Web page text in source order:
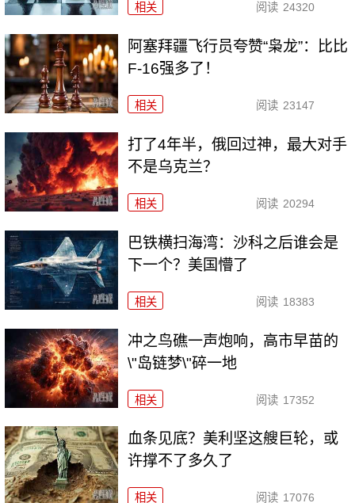
相关 阅读 24320
阿塞拜疆飞行员夸赞“枭龙”：比比
F-16强多了！
相关 阅读 23147
打了4年半，俄回过神，最大对手
不是乌克兰？
相关 阅读 20294
巴铁横扫海湾：沙科之后谁会是
下一个？美国懵了
相关 阅读 18383
冲之鸟礁一声炮响，高市早苗的
\"岛链梦\"碎一地
相关 阅读 17352
血条见底？美利坚这艘巨轮，或
许撑不了多久了
相关 阅读 17076